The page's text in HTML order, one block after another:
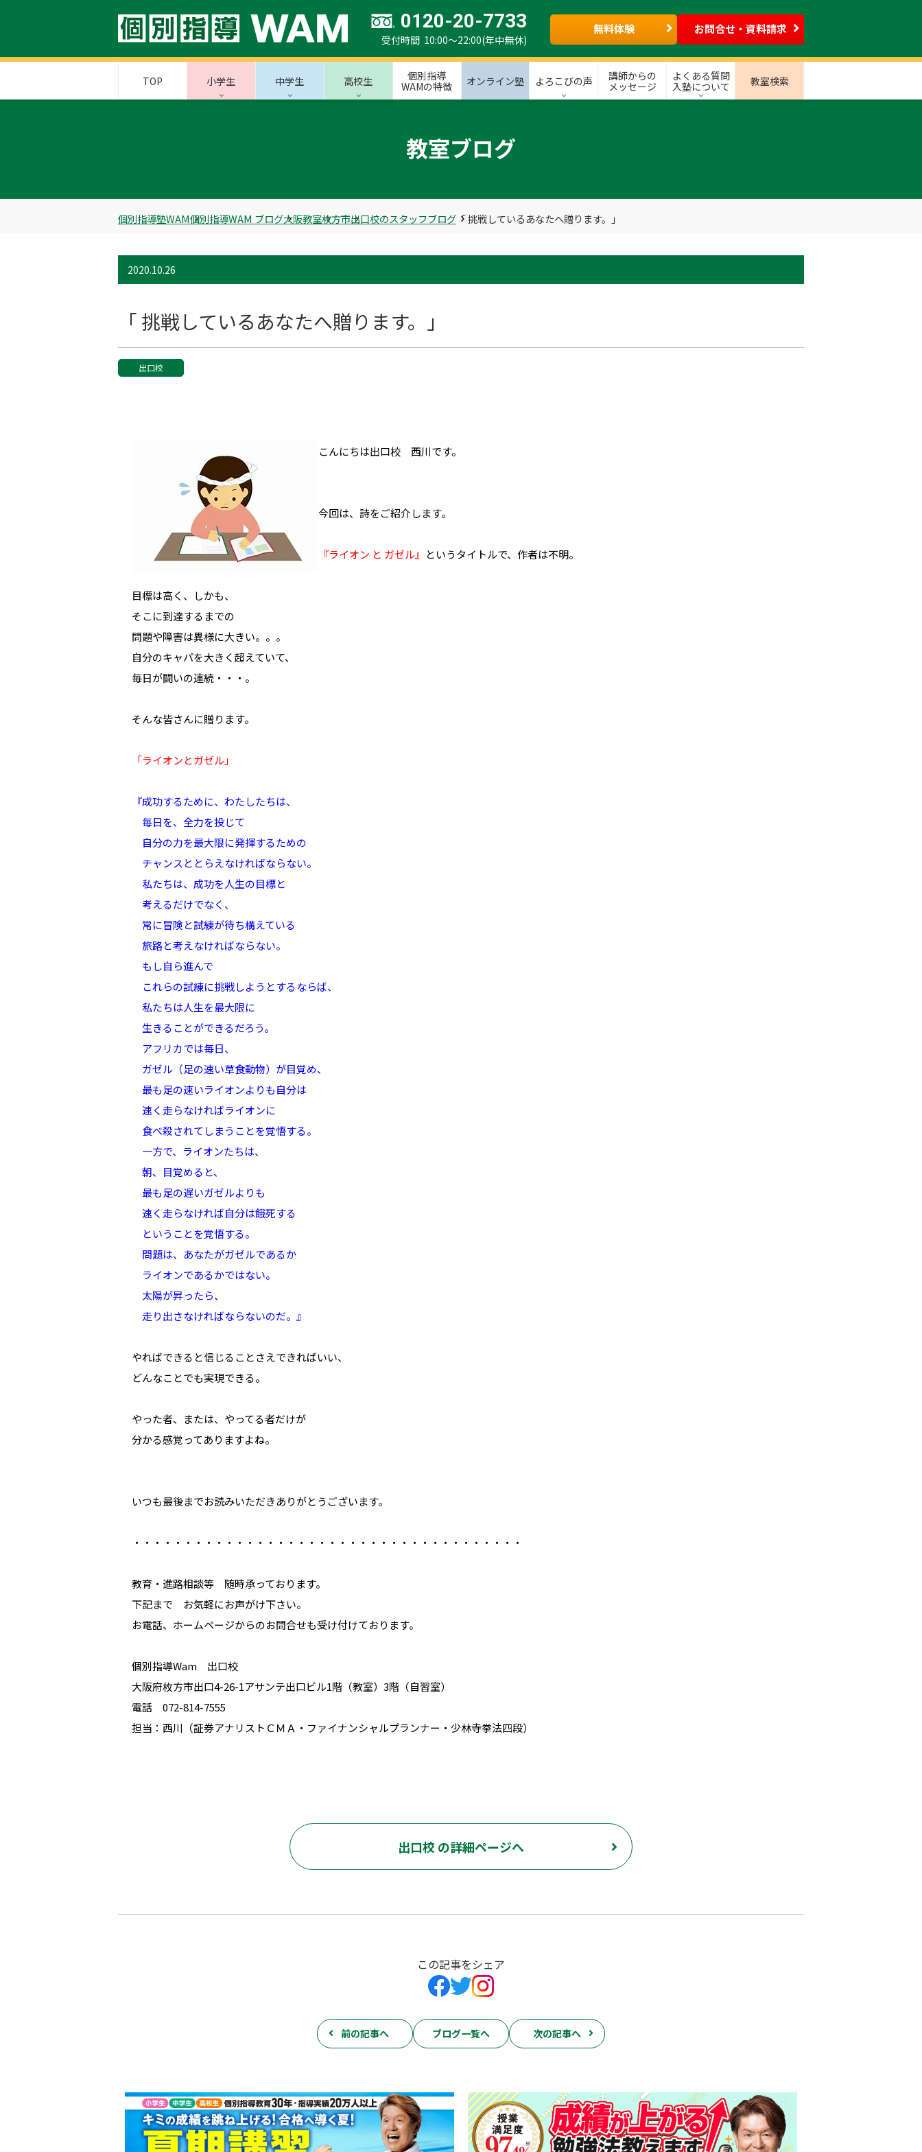
0120-20-7733
受付時間 10:00～22:00(年中無休)
無料体験 お問合せ・資料請求
TOP 小学生 中学生 高校生
個別指導
WAMの特徴
オンライン塾 よろこびの声
講師からの
メッセージ
よくある質問
入塾について
教室検索
教室ブログ
個別指導塾WAM個別指導WAM ブログ大阪教室枚方市出口校のスタッフブログ 「 挑戦しているあなたへ贈ります。」
2020.10.26
「 挑戦しているあなたへ贈ります。」
出口校
こんにちは出口校 西川です。
今回は、詩をご紹介します。
『ライオン と ガゼル』 というタイトルで、作者は不明。
目標は高く、しかも、
そこに到達するまでの
問題や障害は異様に大きい。。。
自分のキャパを大きく超えていて、
毎日が闘いの連続・・・。
そんな皆さんに贈ります。
「ライオンとガゼル」
『成功するために、わたしたちは、
毎日を、全力を投じて
自分の力を最大限に発揮するための
チャンスととらえなければならない。
私たちは、成功を人生の目標と
考えるだけでなく、
常に冒険と試練が待ち構えている
旅路と考えなければならない。
もし自ら進んで
これらの試練に挑戦しようとするならば、
私たちは人生を最大限に
生きることができるだろう。
アフリカでは毎日、
ガゼル（足の速い草食動物）が目覚め、
最も足の速いライオンよりも自分は
速く走らなければライオンに
食べ殺されてしまうことを覚悟する。
一方で、ライオンたちは、
朝、目覚めると、
最も足の遅いガゼルよりも
速く走らなければ自分は餓死する
ということを覚悟する。
問題は、あなたがガゼルであるか
ライオンであるかではない。
太陽が昇ったら、
走り出さなければならないのだ。』
やればできると信じることさえできればいい、
どんなことでも実現できる。
やった者、または、やってる者だけが
分かる感覚ってありますよね。
いつも最後までお読みいただきありがとうございます。
・・・・・・・・・・・・・・・・・・・・・・・・・・・・・・・・・・・・・・
教育・進路相談等 随時承っております。
下記まで お気軽にお声がけ下さい。
お電話、ホームページからのお問合せも受け付けております。
個別指導Wam 出口校
大阪府枚方市出口4-26-1アサンテ出口ビル1階（教室）3階（自習室）
電話 072-814-7555
担当：西川（証券アナリストＣＭＡ・ファイナンシャルプランナー・少林寺拳法四段）
出口校 の詳細ページへ
この記事をシェア
前の記事へ ブログ一覧へ 次の記事へ